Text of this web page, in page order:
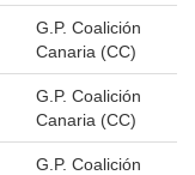
G.P. Coalición
Canaria (CC)
G.P. Coalición
Canaria (CC)
G.P. Coalición